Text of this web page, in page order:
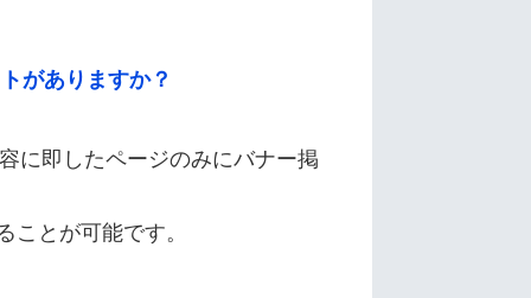
がありますか？
に即したページのみにバナー掲
とが可能です。